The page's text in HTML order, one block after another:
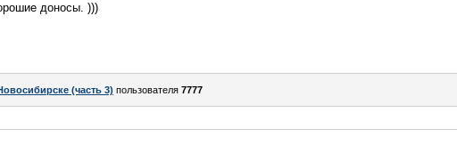
доносы. )))
(часть 3) пользователя 7777